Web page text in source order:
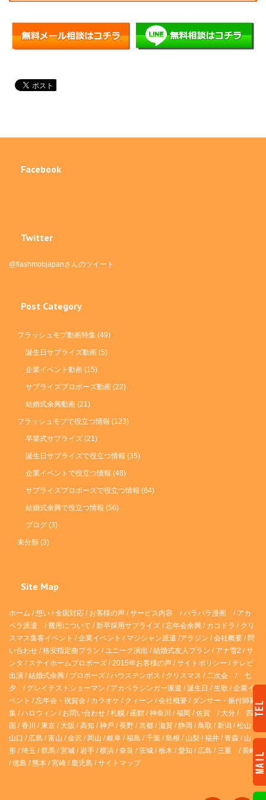
Facebook
Twitter
@flashmobjapanさんのツイート
Post Category
フラッシュモブ動画特集 (49)
誕生日サプライズ動画 (5)
企業イベント動画 (15)
サプライズプロポーズ動画 (22)
結婚式余興動画 (21)
フラッシュモブで役立つ情報 (123)
卒業式サプライズ (21)
誕生日サプライズで役立つ情報 (35)
企業イベントで役立つ情報 (48)
サプライズプロポーズで役立つ情報 (64)
結婚式余興で役立つ情報 (56)
ブログ (3)
未分類 (3)
Site Map
ホーム /想い /全国対応 / お客様の声 /サービス内容 / パラパラ漫画 / アカ
ペラ派遣 / 費用について / 新卒採用サプライズ /忘年会余興 / カコドラ / クリ
スマス集客イベント /企業イベント / マジシャン派遣 /アラジン /会社概要 /問
い合わせ /格安指定曲プラン / ユニーク演出 /結婚式友人プラン / アナ雪2 /サ
ンタ / ステイホームプロポーズ /2015年お客様の声 /サイトポリシー / テレビ
出演 /結婚式余興 / プロポーズ /ハウステンボス / クリスマス / 二次会 / 七
夕 / グレイテストショーマン / アカペラシンガー派遣 /誕生日 /生歌 /企業イ
ベント /忘年会・祝賀会 / カラオケ / クィーン /会社概要 / ダンサー・振付師募
集 /ハロウィン / お問い合わせ /札幌 /函館 /神奈川 /福岡 /佐賀 / 大分 / 四
国 /香川 /東京 / 大阪 /高知 /神戸 /長野 /京都 /滋賀 /静岡 / 鳥取 / 新潟 /松山
山口 / 広島 /富山 /金沢 / 岡山 /岐阜 /福島 /千葉 /島根 / 山梨 /福井 /青森 / 山
形 /埼玉 /群馬 /宮城 /岩手 /横浜 /奈良 /茨城 /栃木 /愛知 / 広島 / 三重 /長崎
/徳島 /熊本 /宮崎 / 鹿児島 /サイトマップ